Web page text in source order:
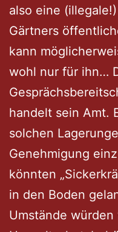
also eine
Gärtners
kann
wohl nur für ihn…
handelt sein Amt.
solchen
Genehmigung
könnten
in den Boden
Umstände würden